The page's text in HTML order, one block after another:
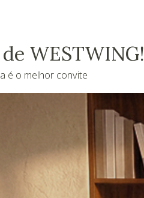
de WESTWING!
é o melhor convite